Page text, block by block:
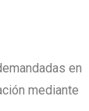
en
mediante